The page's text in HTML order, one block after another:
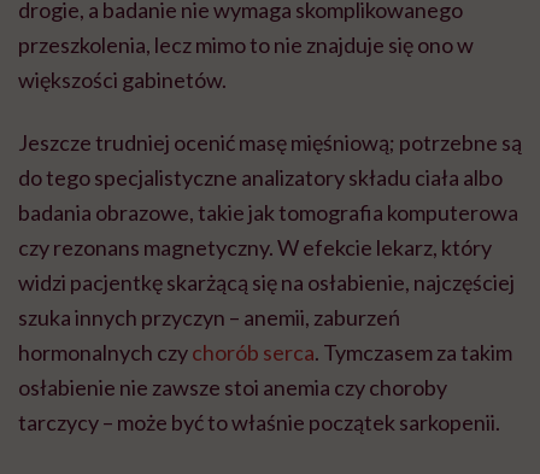
drogie, a badanie nie wymaga skomplikowanego
przeszkolenia, lecz mimo to nie znajduje się ono w
większości gabinetów.
Jeszcze trudniej ocenić masę mięśniową; potrzebne są
do tego specjalistyczne analizatory składu ciała albo
badania obrazowe, takie jak tomografia komputerowa
czy rezonans magnetyczny. W efekcie lekarz, który
widzi pacjentkę skarżącą się na osłabienie, najczęściej
szuka innych przyczyn – anemii, zaburzeń
hormonalnych czychorób serca. Tymczasem za takim
osłabienie nie zawsze stoi anemia czy choroby
tarczycy – może być to właśnie początek sarkopenii.